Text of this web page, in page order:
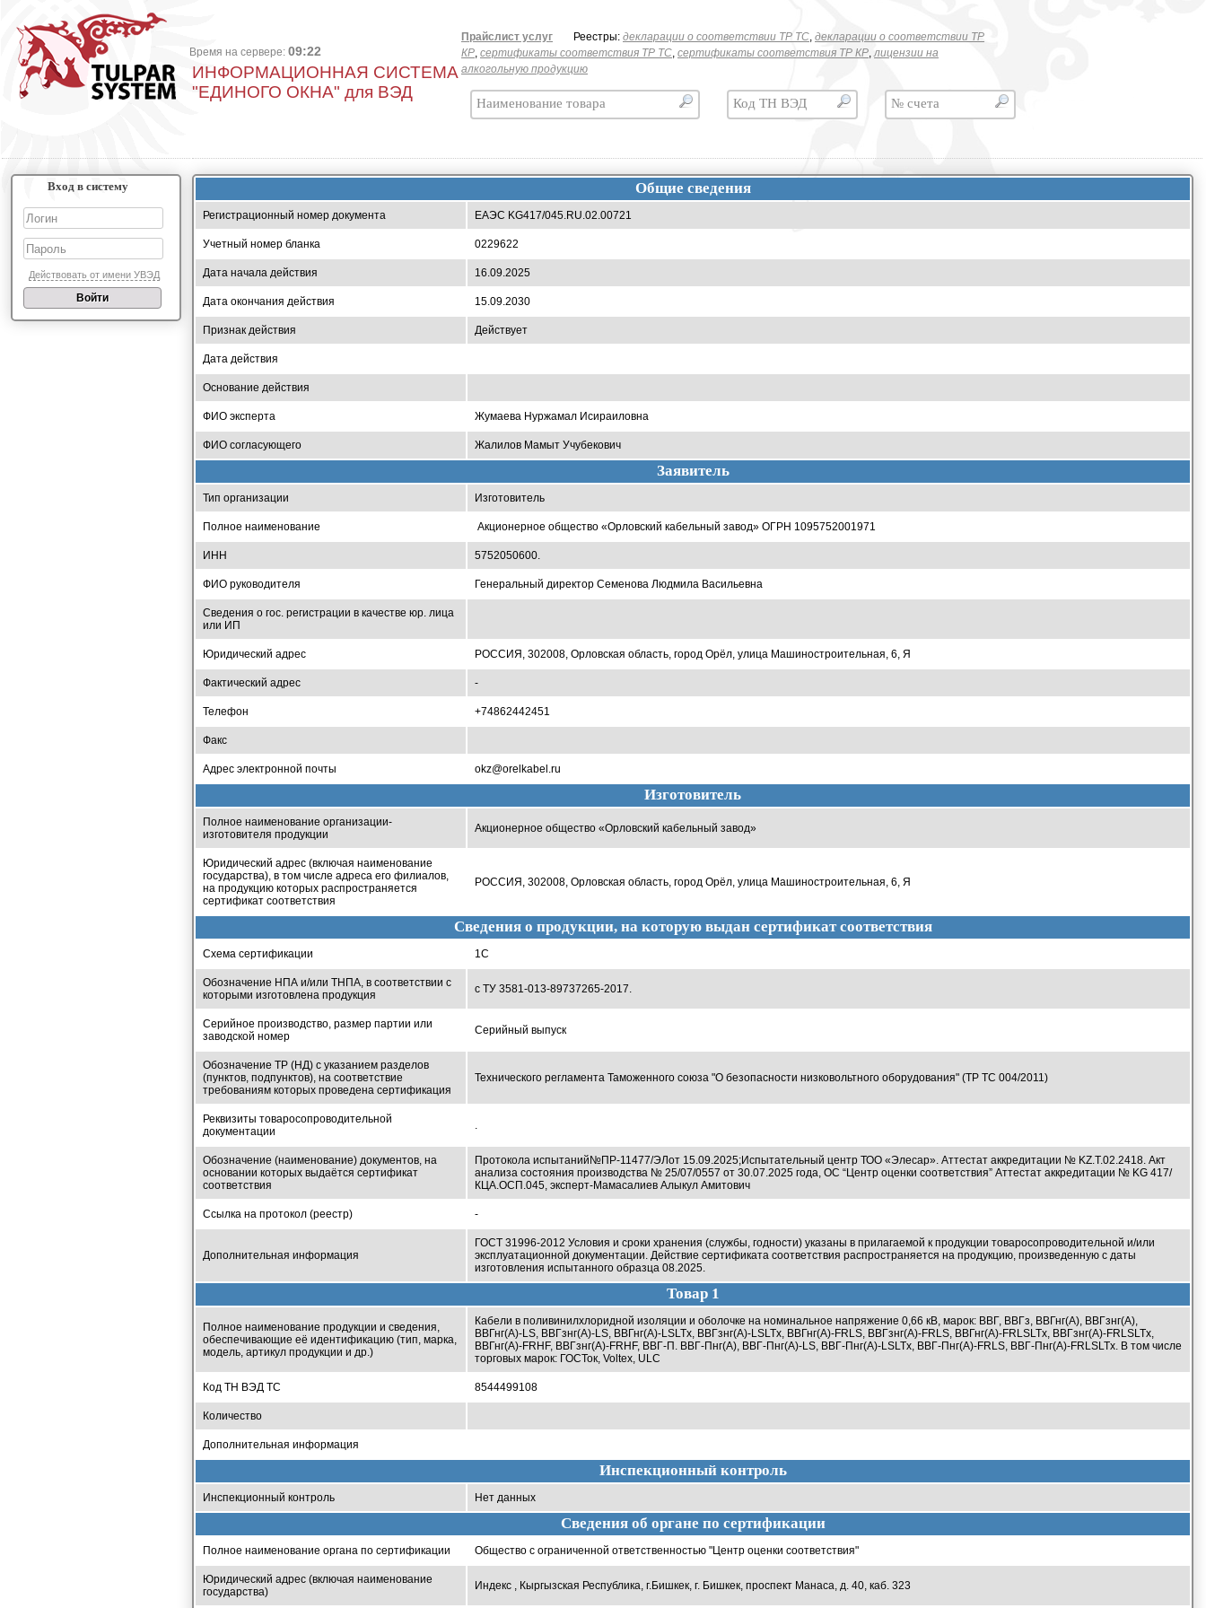
Время на сервере: 09:22
ИНФОРМАЦИОННАЯ СИСТЕМА
"ЕДИНОГО ОКНА" для ВЭД
Прайслист услуг Реестры: декларации о соответствии ТР TC, декларации о соответствии ТР
КР, сертификаты соответствия ТР ТС, сертификаты соответствия ТР КР,лицензии на
алкогольную продукцию
Вход в систему
Действовать от имени УВЭД
Общие сведения
Регистрационный номер документа ЕАЭС KG417/045.RU.02.00721
Учетный номер бланка 0229622
Дата начала действия 16.09.2025
Дата окончания действия 15.09.2030
Признак действия Действует
Дата действия
Основание действия
ФИО эксперта Жумаева Нуржамал Исираиловна
ФИО согласующего Жалилов Мамыт Учубекович
Заявитель
Тип организации Изготовитель
Полное наименование Акционерное общество «Орловский кабельный завод» ОГРН 1095752001971
ИНН 5752050600.
ФИО руководителя Генеральный директор Семенова Людмила Васильевна
Сведения о гос. регистрации в качестве юр. лица
или ИП
Юридический адрес РОССИЯ, 302008, Орловская область, город Орёл, улица Машиностроительная, 6, Я
Фактический адрес -
Телефон +74862442451
Факс
Адрес электронной почты okz@orelkabel.ru
Изготовитель
Полное наименование организации-
изготовителя продукции
Акционерное общество «Орловский кабельный завод»
Юридический адрес (включая наименование
государства), в том числе адреса его филиалов,
на продукцию которых распространяется
сертификат соответствия
РОССИЯ, 302008, Орловская область, город Орёл, улица Машиностроительная, 6, Я
Сведения о продукции, на которую выдан сертификат соответствия
Схема сертификации 1С
Обозначение НПА и/или ТНПА, в соответствии с
которыми изготовлена продукция
с ТУ 3581-013-89737265-2017.
Серийное производство, размер партии или
заводской номер
Серийный выпуск
Обозначение ТР (НД) с указанием разделов
(пунктов, подпунктов), на соответствие
требованиям которых проведена сертификация
Технического регламента Таможенного союза "О безопасности низковольтного оборудования" (ТР ТС 004/2011)
Реквизиты товаросопроводительной
документации
.
Обозначение (наименование) документов, на
основании которых выдаётся сертификат
соответствия
Протокола испытаний №ПР-11477/ЭЛот 15.09.2025;Испытательный центр ТОО «Элесар». Аттестат аккредитации № KZ.T.02.2418. Акт
анализа состояния производства № 25/07/0557 от 30.07.2025 года, ОС “Центр оценки соответствия” Аттестат аккредитации № KG 417/
КЦА.ОСП.045, эксперт-Мамасалиев Алыкул Амитович
Ссылка на протокол (реестр) -
Дополнительная информация
ГОСТ 31996-2012 Условия и сроки хранения (службы, годности) указаны в прилагаемой к продукции товаросопроводительной и/или
эксплуатационной документации. Действие сертификата соответствия распространяется на продукцию, произведенную с даты
изготовления испытанного образца 08.2025.
Товар 1
Полное наименование продукции и сведения,
обеспечивающие её идентификацию (тип, марка,
модель, артикул продукции и др.)
Кабели в поливинилхлоридной изоляции и оболочке на номинальное напряжение 0,66 кВ, марок: ВВГ, ВВГз, ВВГнг(А), ВВГзнг(А),
ВВГнг(А)-LS, ВВГзнг(А)-LS, ВВГнг(А)-LSLTx, ВВГзнг(А)-LSLTx, ВВГнг(А)-FRLS, ВВГзнг(А)-FRLS, ВВГнг(А)-FRLSLTx, ВВГзнг(А)-FRLSLTx,
ВВГнг(А)-FRHF, ВВГзнг(А)-FRHF, ВВГ-П. ВВГ-Пнг(А), ВВГ-Пнг(А)-LS, ВВГ-Пнг(А)-LSLTx, ВВГ-Пнг(А)-FRLS, ВВГ-Пнг(А)-FRLSLTx. В том числе
торговых марок: ГОСТок, Voltex, ULC
Код ТН ВЭД ТС 8544499108
Количество
Дополнительная информация
Инспекционный контроль
Инспекционный контроль Нет данных
Сведения об органе по сертификации
Полное наименование органа по сертификации Общество с ограниченной ответственностью "Центр оценки соответствия"
Юридический адрес (включая наименование
государства)
Индекс , Кыргызская Республика, г.Бишкек, г. Бишкек, проспект Манаса, д. 40, каб. 323